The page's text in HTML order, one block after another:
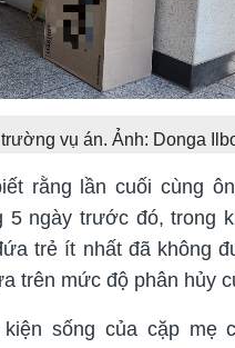
vụ án. Ảnh: Donga
rằng lần cuối cùng
5 ngày trước đó, trong
trẻ ít nhất đã không
trên mức độ phân hủy
kiện sống của cặp mẹ